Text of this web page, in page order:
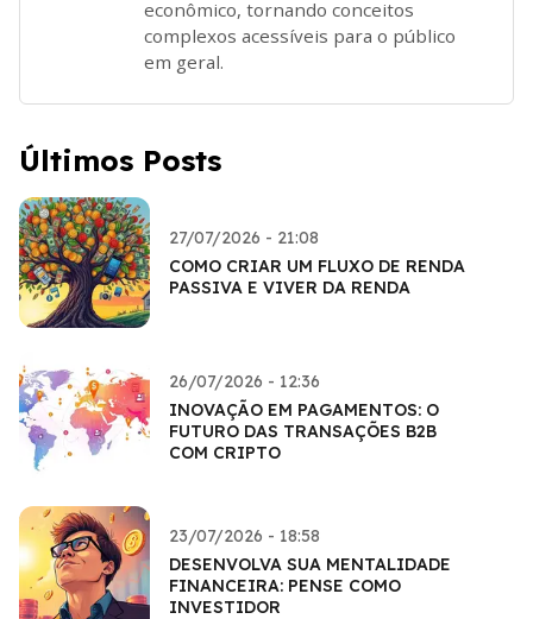
econômico, tornando conceitos
complexos acessíveis para o público
em geral.
Últimos Posts
27/07/2026 - 21:08
COMO CRIAR UM FLUXO DE RENDA
PASSIVA E VIVER DA RENDA
26/07/2026 - 12:36
INOVAÇÃO EM PAGAMENTOS: O
FUTURO DAS TRANSAÇÕES B2B
COM CRIPTO
23/07/2026 - 18:58
DESENVOLVA SUA MENTALIDADE
FINANCEIRA: PENSE COMO
INVESTIDOR